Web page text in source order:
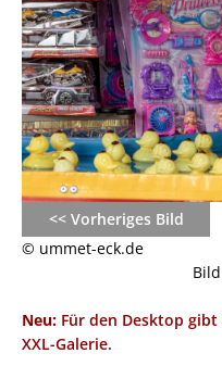
<< Vorheriges Bild
© ummet-eck.de
Neu: Für den Desktop
XXL-Galerie.